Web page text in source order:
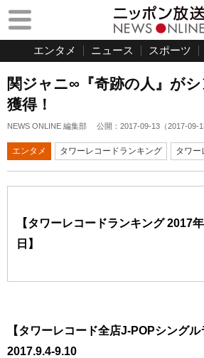
エンタメ ニュース スポーツ
関ジャニ∞『奇跡の人』が
獲得！
NEWS ONLINE 編集部 公開： 2017-09-13 （2017-09-
エンタメ タワーレコードランキング タワー
【タワーレコードランキング 2017
日】
【タワーレコード全店J-POPシングル
2017.9.4-9.10